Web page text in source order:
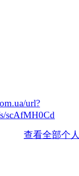
url?
scAfMH0Cd
查看全部个